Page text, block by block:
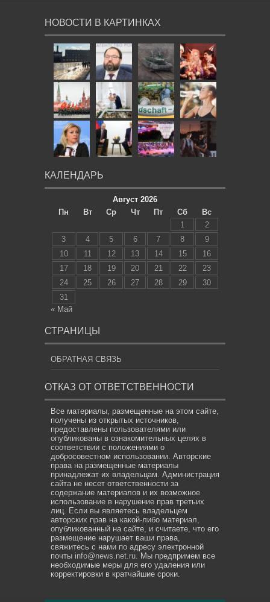
НОВОСТИ В КАРТИНКАХ
КАЛЕНДАРЬ
Август 2026
Пн
Вт Ср Чт Пт Сб
Вс
1
2
3
4 5 6 7 8
9
10
11 12 13 14 15
16
17
18 19 20 21 22
23
24
25 26 27 28 29
30
31
« Май
СТРАНИЦЫ
ОБРАТНАЯ СВЯЗЬ
ОТКАЗ ОТ ОТВЕТСТВЕННОСТИ
Все материалы, размещенные на этом сайте,
получены из открытых источников,
предоставлены пользователями или
опубликованы в ознакомительных целях в
соответствии с положениями о
добросовестном использовании. Авторские
права на размещенные материалы
принадлежат их владельцам. Администрация
сайта не несет ответственности за
содержание материалов и их возможное
использование в нарушение прав третьих
лиц. Если вы являетесь владельцем
авторских прав на какой-либо материал,
опубликованный на сайте, и считаете, что его
размещение нарушает ваши права,
свяжитесь с нами по адресу электронной
почты info@news.net.ru . Мы предпримем все
необходимые меры для его удаления или
корректировки в кратчайшие сроки.